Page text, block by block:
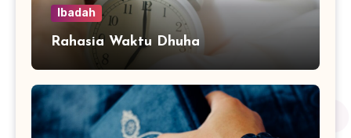
Ibadah
Rahasia Waktu Dhuha